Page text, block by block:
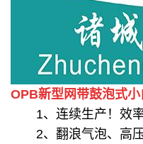
OPB新型网带鼓泡式小
1、连续生产！效率
2、翻浪气泡、高压